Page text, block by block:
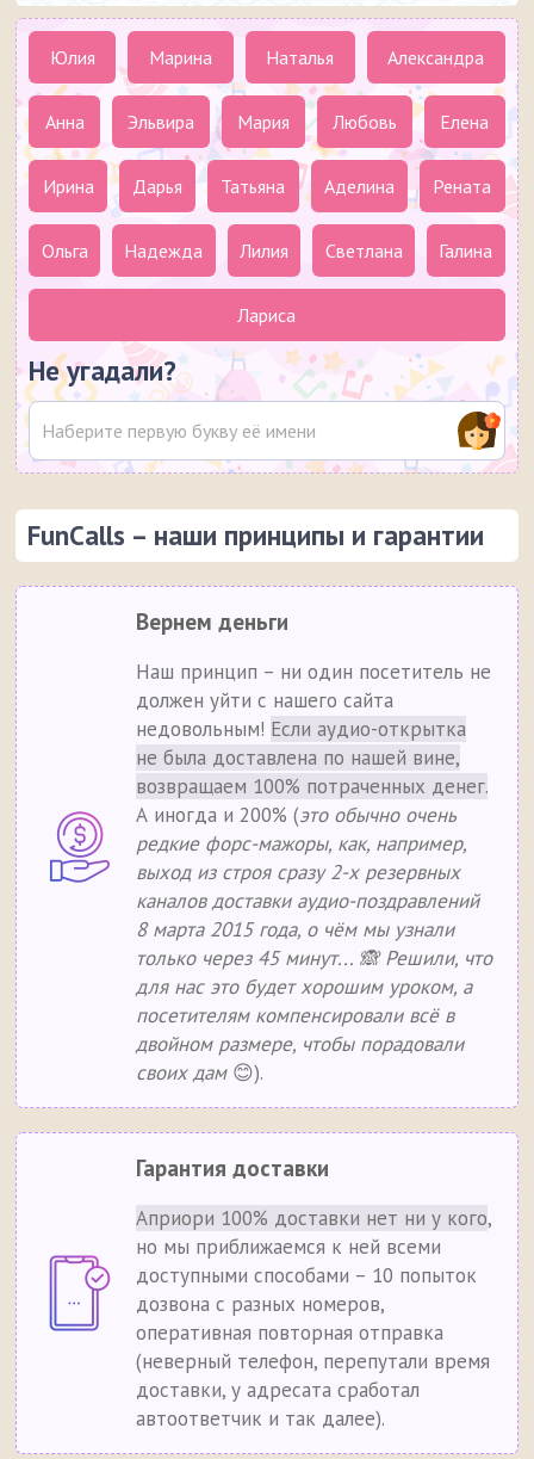
Юлия Марина Наталья Александра
Анна Эльвира Мария Любовь Елена
Ирина Дарья Татьяна Аделина Рената
Ольга Надежда Лилия Светлана Галина
Лариса
Не угадали?
FunCalls – наши принципы и гарантии
Вернем деньги
Наш принцип – ни один посетитель не
должен уйти с нашего сайта
недовольным! Если аудио-открытка
не была доставлена по нашей вине,
возвращаем 100% потраченных денег.
А иногда и 200% (это обычно очень
редкие форс-мажоры, как, например,
выход из строя сразу 2-х резервных
каналов доставки аудио-поздравлений
8 марта 2015 года, о чём мы узнали
только через 45 минут... 🙈 Решили, что
для нас это будет хорошим уроком, а
посетителям компенсировали всё в
двойном размере, чтобы порадовали
своих дам😊).
Гарантия доставки
Априори 100% доставки нет ни у кого,
но мы приближаемся к ней всеми
доступными способами – 10 попыток
дозвона с разных номеров,
оперативная повторная отправка
(неверный телефон, перепутали время
доставки, у адресата сработал
автоответчик и так далее).